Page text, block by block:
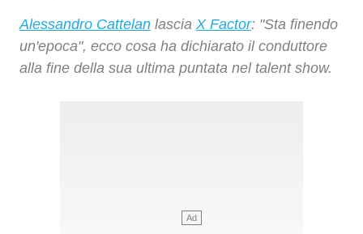
Alessandro Cattelan lascia X Factor: "Sta finendo
un'epoca", ecco cosa ha dichiarato il conduttore
alla fine della sua ultima puntata nel talent show.